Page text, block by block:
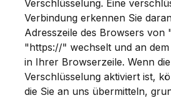
Verschlüsselung. Eine
Verbindung erkennen Sie
Adresszeile des Browsers
"https://" wechselt und an
in Ihrer Browserzeile. Wenn
Verschlüsselung aktiviert ist,
die Sie an uns übermitteln,